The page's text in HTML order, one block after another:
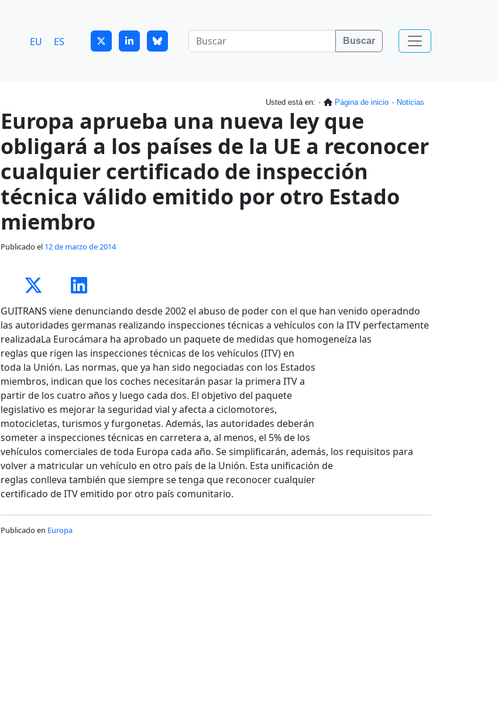
EU ES Buscar
Usted está en: Página de inicio Noticias
Europa aprueba una nueva ley que
obligará a los países de la UE a reconocer
cualquier certificado de inspección
técnica válido emitido por otro Estado
miembro
Publicado el 12 de marzo de 2014
GUITRANS viene denunciando desde 2002 el abuso de poder con el que han venido operadndo
las autoridades germanas realizando inspecciones técnicas a vehículos con la ITV perfectamente
realizadaLa Eurocámara ha aprobado un paquete de medidas que homogeneíza las
reglas que rigen las inspecciones técnicas de los vehículos (ITV) en
toda la Unión. Las normas, que ya han sido negociadas con los Estados
miembros, indican que los coches necesitarán pasar la primera ITV a
partir de los cuatro años y luego cada dos. El objetivo del paquete
legislativo es mejorar la seguridad vial y afecta a ciclomotores,
motocicletas, turismos y furgonetas. Además, las autoridades deberán
someter a inspecciones técnicas en carretera a, al menos, el 5% de los
vehículos comerciales de toda Europa cada año. Se simplificarán, además, los requisitos para
volver a matricular un vehículo en otro país de la Unión. Esta unificación de
reglas conlleva también que siempre se tenga que reconocer cualquier
certificado de ITV emitido por otro país comunitario.
Publicado en Europa